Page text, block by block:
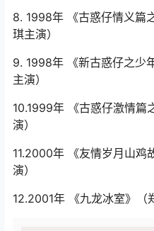
8. 1998年 《古惑仔情义篇
琪主演）
9. 1998年 《新古惑仔之少
主演）
10.1999年 《古惑仔激情篇
演）
11.2000年 《友情岁月山鸡
演）
12.2001年 《九龙冰室》（